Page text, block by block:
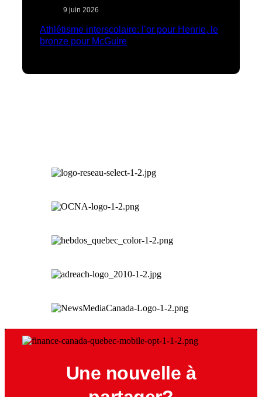
9 juin 2026
Athlétisme interscolaire: l’or pour Henrie, le
bronze pour McGuire
Une nouvelle à